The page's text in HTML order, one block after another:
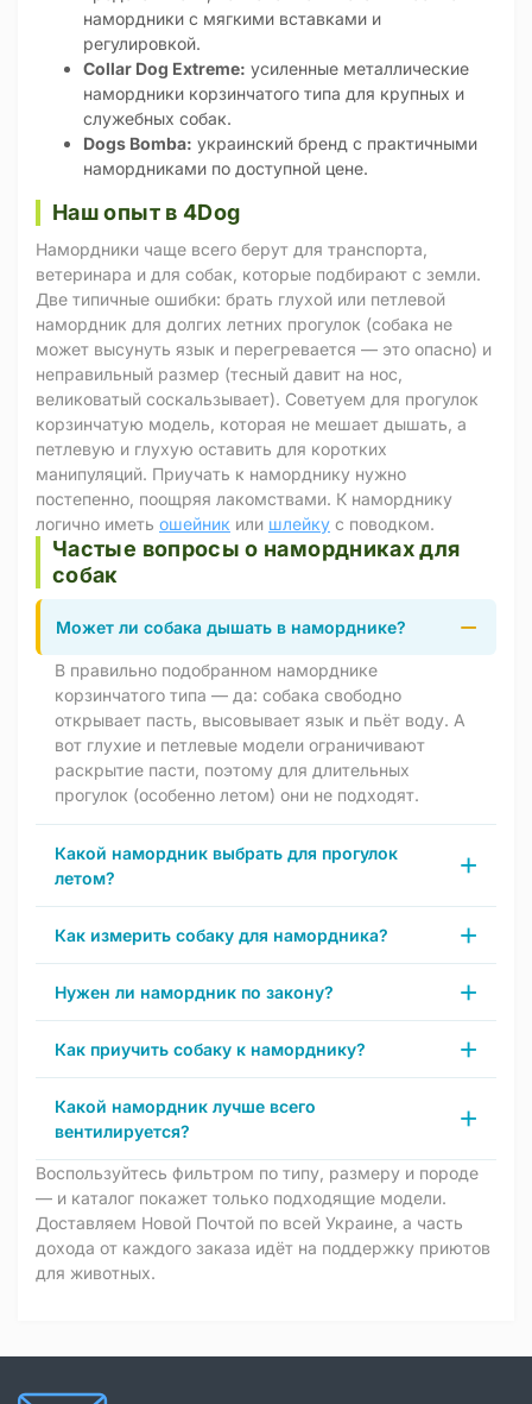
намордники с мягкими вставками и
регулировкой.
Collar Dog Extreme: усиленные металлические
намордники корзинчатого типа для крупных и
служебных собак.
Dogs Bomba: украинский бренд с практичными
намордниками по доступной цене.
Наш опыт в 4Dog
Намордники чаще всего берут для транспорта,
ветеринара и для собак, которые подбирают с земли.
Две типичные ошибки: брать глухой или петлевой
намордник для долгих летних прогулок (собака не
может высунуть язык и перегревается — это опасно) и
неправильный размер (тесный давит на нос,
великоватый соскальзывает). Советуем для прогулок
корзинчатую модель, которая не мешает дышать, а
петлевую и глухую оставить для коротких
манипуляций. Приучать к наморднику нужно
постепенно, поощряя лакомствами. К наморднику
логично иметь ошейник или шлейку с поводком.
Частые вопросы о намордниках для
собак
Может ли собака дышать в наморднике?
В правильно подобранном наморднике
корзинчатого типа — да: собака свободно
открывает пасть, высовывает язык и пьёт воду. А
вот глухие и петлевые модели ограничивают
раскрытие пасти, поэтому для длительных
прогулок (особенно летом) они не подходят.
Какой намордник выбрать для прогулок
летом?
Как измерить собаку для намордника?
Нужен ли намордник по закону?
Как приучить собаку к наморднику?
Какой намордник лучше всего
вентилируется?
Воспользуйтесь фильтром по типу, размеру и породе
— и каталог покажет только подходящие модели.
Доставляем Новой Почтой по всей Украине, а часть
дохода от каждого заказа идёт на поддержку приютов
для животных.